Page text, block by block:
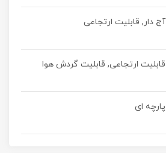
آج دار, قابلیت ارتجاعی
قابلیت ارتجاعی, قابلیت گردش هوا
پارچه ای